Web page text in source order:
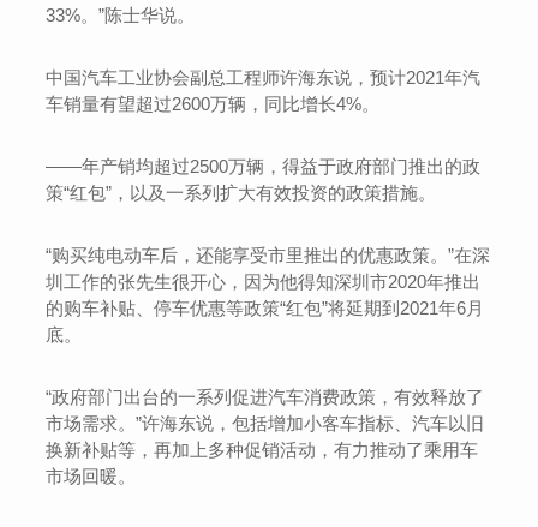
33%。”陈士华说。
中国汽车工业协会副总工程师许海东说，预计2021年汽
车销量有望超过2600万辆，同比增长4%。
——年产销均超过2500万辆，得益于政府部门推出的政
策“红包”，以及一系列扩大有效投资的政策措施。
“购买纯电动车后，还能享受市里推出的优惠政策。”在深
圳工作的张先生很开心，因为他得知深圳市2020年推出
的购车补贴、停车优惠等政策“红包”将延期到2021年6月
底。
“政府部门出台的一系列促进汽车消费政策，有效释放了
市场需求。”许海东说，包括增加小客车指标、汽车以旧
换新补贴等，再加上多种促销活动，有力推动了乘用车
市场回暖。